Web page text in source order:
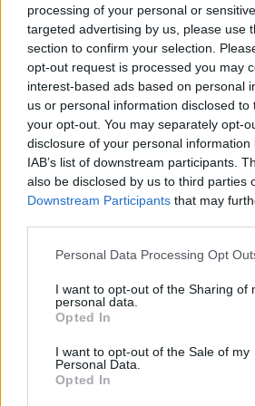
processing of your personal or
targeted advertising by us, please use
section to confirm your selection.
opt-out request is processed you may
interest-based ads based on personal
us or personal information disclosed
your opt-out. You may separately opt-
disclosure of your personal
IAB’s list of downstream participants.
also be disclosed by us to third parties
Downstream Participants that may
Personal Data Processing Opt
I want to opt-out of the Sharing of
personal data.
Opted In
I want to opt-out of the Sale of my
Personal Data.
Opted In
populações, agricultores,
os que sofreram perdas e
habitação, culturas, animais, e
agrícolas, industriais e comerciais”.
Ao mesmo tempo, a Direção-
Veterinária (DGAV) está a
informação junto das
afetadas, de modo a “identificar
O Governo apoia a compra de
ativa uma linha telefónica da
informar munícipes e o público
animais e os procedimentos a
encaminhamento dos animais